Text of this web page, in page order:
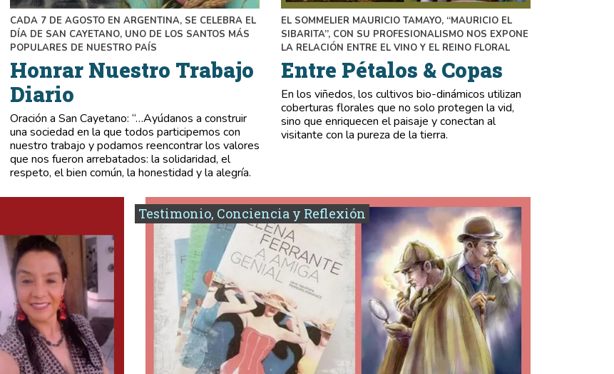
CADA 7 DE AGOSTO EN ARGENTINA, SE CELEBRA EL
DÍA DE SAN CAYETANO, UNO DE LOS SANTOS MÁS
POPULARES DE NUESTRO PAÍS
Honrar Nuestro Trabajo
Diario
Oración a San Cayetano: “…Ayúdanos a construir
una sociedad en la que todos participemos con
nuestro trabajo y podamos reencontrar los valores
que nos fueron arrebatados: la solidaridad, el
respeto, el bien común, la honestidad y la alegría.
EL SOMMELIER MAURICIO TAMAYO, “MAURICIO EL
SIBARITA”, CON SU PROFESIONALISMO NOS EXPONE
LA RELACIÓN ENTRE EL VINO Y EL REINO FLORAL
Entre Pétalos & Copas
En los viñedos, los cultivos bio-dinámicos utilizan
coberturas florales que no solo protegen la vid,
sino que enriquecen el paisaje y conectan al
visitante con la pureza de la tierra.
Testimonio, Conciencia y Reflexión